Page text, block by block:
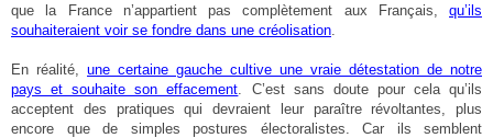
que la France n’appartient pas complètement aux Français, qu’ils
souhaiteraient voir se fondre dans une créolisation
En réalité, une certaine gauche cultive une vraie détestation de notre
pays et souhaite son effacement . C’est sans doute pour cela qu’ils
acceptent des pratiques qui devraient leur paraître révoltantes, plus
encore que de simples postures électoralistes. Car ils semblent